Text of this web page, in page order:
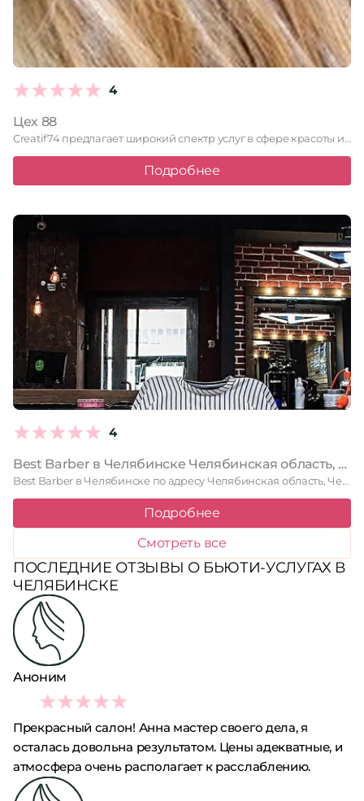
4
Цех 88
Creatif74 предлагает широкий спектр услуг в сфере красоты и ухода …
Подробнее
4
Best Barber в Челябинске Челябинская область, Челябинск, улица Братьев Кашириных, 151, 2 этаж
Best Barber в Челябинске по адресу Челябинская область, Челябинск, улица …
Подробнее
Смотреть все
ПОСЛЕДНИЕ ОТЗЫВЫ О БЬЮТИ-УСЛУГАХ В
ЧЕЛЯБИНСКЕ
Аноним
4
Прекрасный салон! Анна мастер своего дела, я
осталась довольна результатом. Цены адекватные, и
атмосфера очень располагает к расслаблению.